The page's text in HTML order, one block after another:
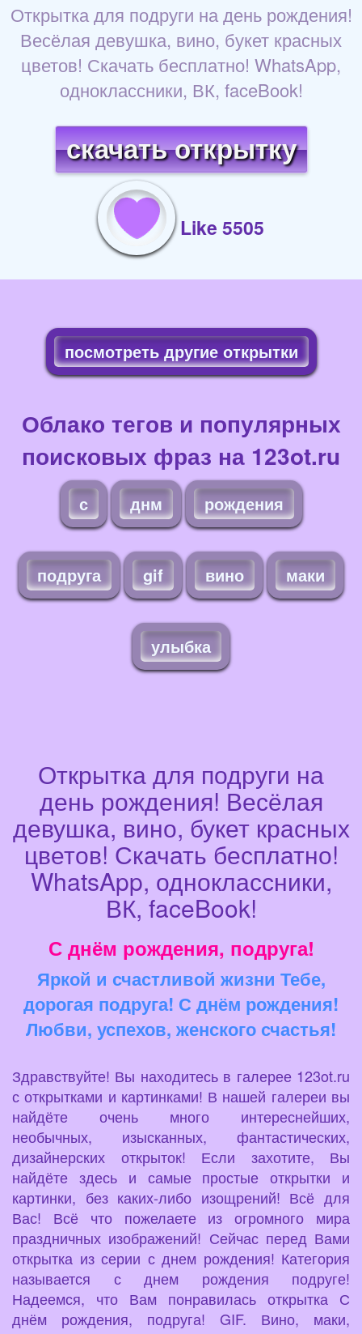
Открытка для подруги на день рождения!
Весёлая девушка, вино, букет красных
цветов! Скачать бесплатно! WhatsApp,
одноклассники, ВК, faceBook!
скачать открытку
Like 5505
посмотреть другие открытки
Облако тегов и популярных
поисковых фраз на 123ot.ru
с днм рождения
подруга gif вино маки
улыбка
Открытка для подруги на
день рождения! Весёлая
девушка, вино, букет красных
цветов! Скачать бесплатно!
WhatsApp, одноклассники,
ВК, faceBook!
С днём рождения, подруга!
Яркой и счастливой жизни Тебе,
дорогая подруга! С днём рождения!
Любви, успехов, женского счастья!
Здравствуйте! Вы находитесь в галерее 123ot.ru
с открытками и картинками! В нашей галереи вы
найдёте очень много интереснейших,
необычных, изысканных, фантастических,
дизайнерских открыток! Если захотите, Вы
найдёте здесь и самые простые открытки и
картинки, без каких-либо изощрений! Всё для
Вас! Всё что пожелаете из огромного мира
праздничных изображений! Сейчас перед Вами
открытка из серии с днем рождения! Категория
называется с днем рождения подруге!
Надеемся, что Вам понравилась открытка С
днём рождения, подруга! GIF. Вино, маки,